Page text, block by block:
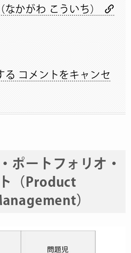
なかがわ こういち）
る コメントをキャンセ
ポートフォリオ・
（Product
）